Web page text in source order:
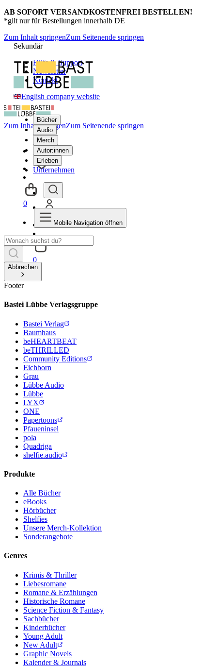
AB SOFORT VERSANDKOSTENFREI BESTELLEN!
*gilt nur für Bestellungen innerhalb DE
Zum Inhalt springenZum Seitenende springen
Sekundär
Hilfe & Support
Newsletter
Kontakt
English company website
Bücher
Audio
Merch
Autor:innen
Erleben
Unternehmen
0
Zum Inhalt springenZum Seitenende springen
0
Mobile Navigation öffnen
Abbrechen
Footer
Bastei Lübbe Verlagsgruppe
Bastei Verlag
Baumhaus
beHEARTBEAT
beTHRILLED
Community Editions
Eichborn
Grau
Lübbe Audio
Lübbe
LYX
ONE
Papertoons
Pfaueninsel
pola
Quadriga
shelfie.audio
Produkte
Alle Bücher
eBooks
Hörbücher
Shelfies
Unsere Merch-Kollektion
Sonderangebote
Genres
Krimis & Thriller
Liebesromane
Romane & Erzählungen
Historische Romane
Science Fiction & Fantasy
Sachbücher
Kinderbücher
Young Adult
New Adult
Graphic Novels
Kalender & Journals